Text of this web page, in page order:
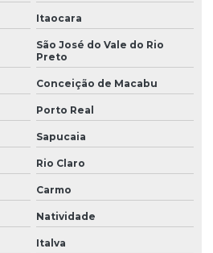
sao paulo
limpeza e descartaveis
limpeza para empresas
elite excellence
elite
Itaocara
São José do Vale do Rio
Preto
Conceição de Macabu
Porto Real
Sapucaia
Rio Claro
Carmo
Natividade
Italva